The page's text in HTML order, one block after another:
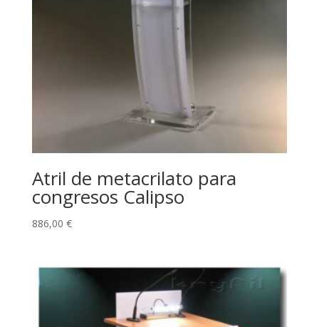
Atril de metacrilato para
congresos Calipso
886,00 €